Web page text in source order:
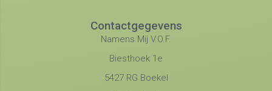
Contactgegevens
Namens Mij V.O.F.
Biesthoek 1e
5427 RG Boekel